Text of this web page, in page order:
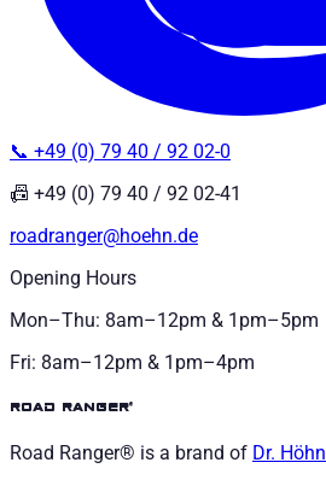
📞 +49 (0) 79 40 / 92 02-0
📠 +49 (0) 79 40 / 92 02-41
roadranger@hoehn.de
Opening Hours
Mon–Thu: 8am–12pm & 1pm–5pm
Fri: 8am–12pm & 1pm–4pm
road ranger®
Road Ranger® is a brand of Dr. Höhn